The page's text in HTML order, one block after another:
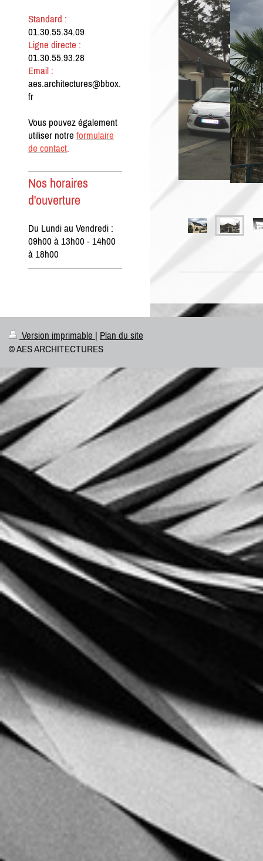
Standard :
01.30.55.34.09
Ligne directe :
01.30.55.93.28
Email :
aes.architectures@bbox.
fr
Vous pouvez également
utiliser notre formulaire
de contact.
Nos horaires
d'ouverture
Du Lundi au Vendredi :
09h00 à 13h00 - 14h00
à 18h00
Version imprimable | Plan du site
© AES ARCHITECTURES